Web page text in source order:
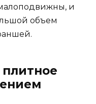
и
объем